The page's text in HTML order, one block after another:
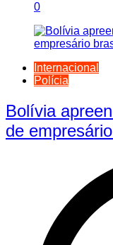
0
Internacional
Polícia
Bolívia
de